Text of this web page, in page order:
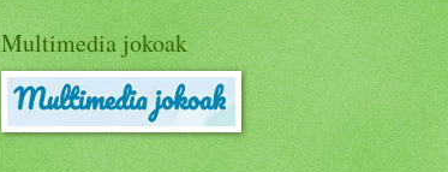
Multimedia jokoak